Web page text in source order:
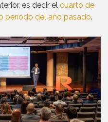
es decir el cuarto de
período del año pasado.